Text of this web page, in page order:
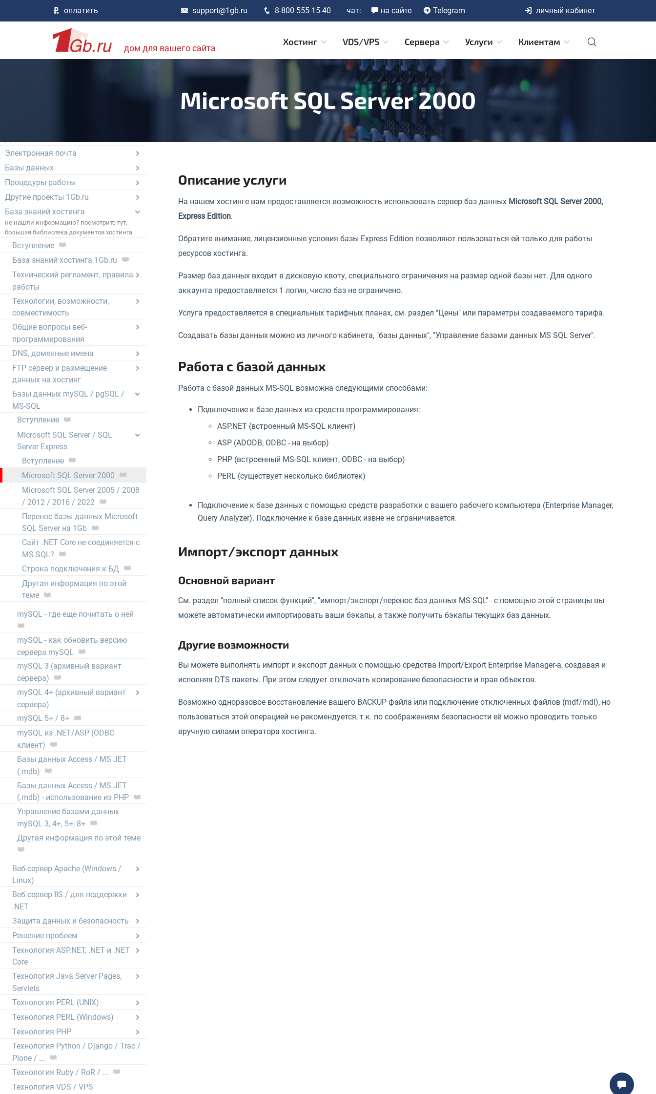
оплатить support@1gb.ru 8-800 555-15-40 чат: на сайте Telegram личный кабинет
дом для вашего сайта
Хостинг VDS/VPS Сервера Услуги Клиентам
Microsoft SQL Server 2000
О компании, сотрудничество
Документы, договор, отчетность
Цены и список услуг
Аренда физических серверов
Электронная почта
Базы данных
Процедуры работы
Другие проекты 1Gb.ru
База знаний хостинга
не нашли информацию? посмотрите тут,
большая библиотека документов хостинга
Вступление
База знаний хостинга 1Gb.ru
Технический регламент, правила
работы
Технологии, возможности,
совместимость
Общие вопросы веб-
программирования
DNS, доменные имена
FTP сервер и размещение
данных на хостинг
Базы данных mySQL / pgSQL /
MS-SQL
Вступление
Microsoft SQL Server / SQL
Server Express
Вступление
Microsoft SQL Server 2000
Microsoft SQL Server 2005 / 2008
/ 2012 / 2016 / 2022
Перенос базы данных Microsoft
SQL Server на 1Gb
Сайт .NET Core не соединяется с
MS-SQL?
Строка подключения к БД
Другая информация по этой
теме
mySQL - где еще почитать о ней
mySQL - как обновить версию
сервера mySQL
mySQL 3 (архивный вариант
сервера)
mySQL 4+ (архивный вариант
сервера)
mySQL 5+ / 8+
mySQL из .NET/ASP (ODBC
клиент)
Базы данных Access / MS JET
(.mdb)
Базы данных Access / MS JET
(.mdb) - использование из PHP
Управление базами данных
mySQL 3, 4+, 5+, 8+
Другая информация по этой теме
Веб-сервер Apache (Windows /
Linux)
Веб-сервер IIS / для поддержки
.NET
Защита данных и безопасность
Решение проблем
Технология ASP.NET, .NET и .NET
Core
Технология Java Server Pages,
Servlets
Технология PERL (UNIX)
Технология PERL (Windows)
Технология PHP
Технология Python / Django / Trac /
Plone / ...
Технология Ruby / RoR / ...
Технология VDS / VPS
Описание услуги
На нашем хостинге вам предоставляется возможность использовать сервер баз данных Microsoft SQL Server 2000,
Express Edition.
Обратите внимание, лицензионные условия базы Express Edition позволяют пользоваться ей только для работы
ресурсов хостинга.
Размер баз данных входит в дисковую квоту, специального ограничения на размер одной базы нет. Для одного
аккаунта предоставляется 1 логин, число баз не ограничено.
Услуга предоставляется в специальных тарифных планах, см. раздел "Цены" или параметры создаваемого тарифа.
Создавать базы данных можно из личного кабинета, "базы данных", "Управление базами данных MS SQL Server".
Работа с базой данных
Работа с базой данных MS-SQL возможна следующими способами:
Подключение к базе данных из средств программирования:
ASP.NET (встроенный MS-SQL клиент)
ASP (ADODB, ODBC - на выбор)
PHP (встроенный MS-SQL клиент, ODBC - на выбор)
PERL (существует несколько библиотек)
Подключение к базе данных с помощью средств разработки с вашего рабочего компьютера (Enterprise Manager,
Query Analyzer). Подключение к базе данных извне не ограничивается.
Импорт/экспорт данных
Основной вариант
См. раздел "полный список функций", "импорт/экспорт/перенос баз данных MS-SQL" - с помощью этой страницы вы
можете автоматически импортировать ваши бэкапы, а также получить бэкапы текущих баз данных.
Другие возможности
Вы можете выполнять импорт и экспорт данных с помощью средства Import/Export Enterprise Manager-а, создавая и
исполняя DTS пакеты. При этом следует отключать копирование безопасности и прав объектов.
Возможно одноразовое восстановление вашего BACKUP файла или подключение отключенных файлов (mdf/mdl), но
пользоваться этой операцией не рекомендуется, т.к. по соображениям безопасности её можно проводить только
вручную силами оператора хостинга.